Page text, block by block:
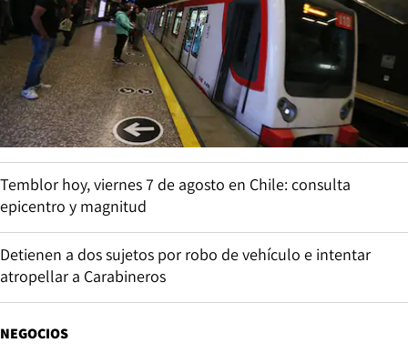
Temblor hoy, viernes 7 de agosto en Chile: consulta
epicentro y magnitud
Detienen a dos sujetos por robo de vehículo e intentar
atropellar a Carabineros
NEGOCIOS